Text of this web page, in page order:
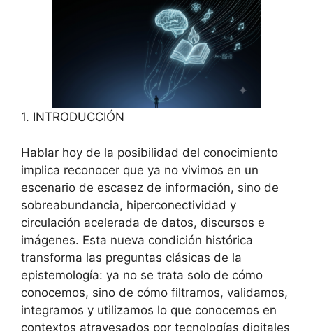
1. INTRODUCCIÓN
Hablar hoy de la posibilidad del conocimiento
implica reconocer que ya no vivimos en un
escenario de escasez de información, sino de
sobreabundancia, hiperconectividad y
circulación acelerada de datos, discursos e
imágenes. Esta nueva condición histórica
transforma las preguntas clásicas de la
epistemología: ya no se trata solo de cómo
conocemos, sino de cómo filtramos, validamos,
integramos y utilizamos lo que conocemos en
contextos atravesados por tecnologías digitales